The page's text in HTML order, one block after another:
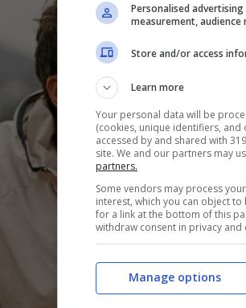
Personalised
measurement, audience
Store and/or access
Learn more
Your personal data will be
(cookies, unique identifiers,
accessed by and shared with
site. We and our partners may
partners.
Some vendors may process
interest, which you can object
for a link at the bottom of this
withdraw consent in privacy and
Manage options